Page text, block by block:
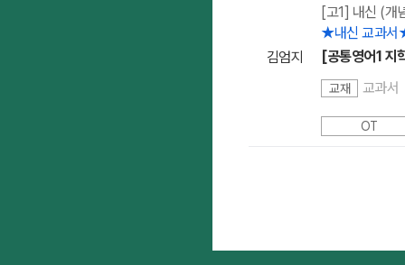
김엄지
[고1] 내신 (개
★내신 교과
[공통영어1 지
교재 교과서
OT